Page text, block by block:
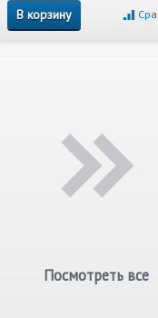
В корзину
Посмотреть все